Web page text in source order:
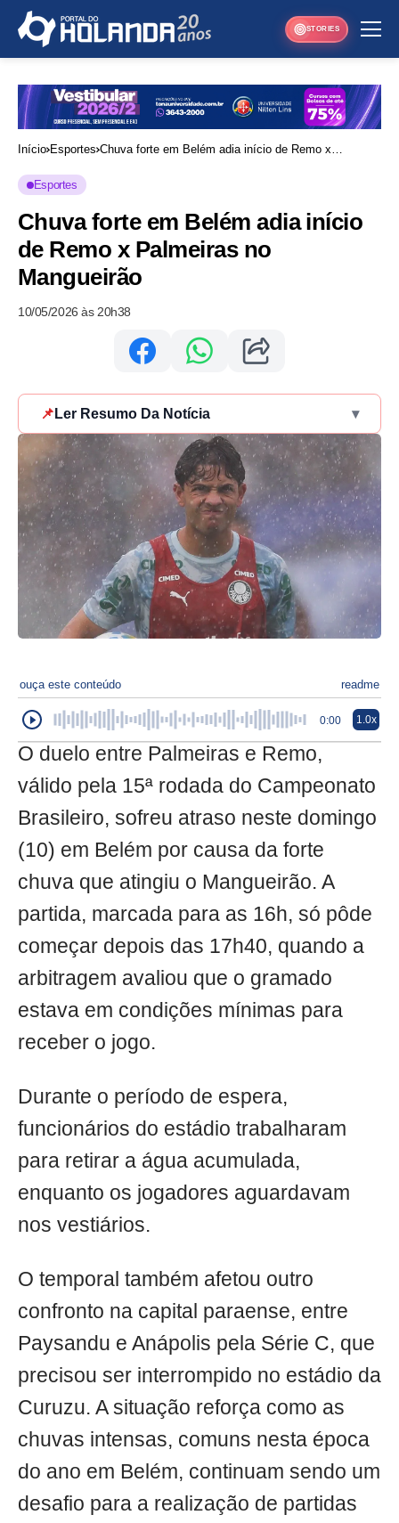
STORIES
Início Esportes Chuva forte em Belém adia início de Remo x
Esportes
Chuva forte em Belém adia início
de Remo x Palmeiras no
Mangueirão
10/05/2026 às 20h38
📌 Ler Resumo Da Notícia ▾
ouça este conteúdo readme
0:00 1.0x
O duelo entre Palmeiras e Remo,
válido pela 15ª rodada do Campeonato
Brasileiro, sofreu atraso neste domingo
(10) em Belém por causa da forte
chuva que atingiu o Mangueirão. A
partida, marcada para as 16h, só pôde
começar depois das 17h40, quando a
arbitragem avaliou que o gramado
estava em condições mínimas para
receber o jogo.
Durante o período de espera,
funcionários do estádio trabalharam
para retirar a água acumulada,
enquanto os jogadores aguardavam
nos vestiários.
O temporal também afetou outro
confronto na capital paraense, entre
Paysandu e Anápolis pela Série C, que
precisou ser interrompido no estádio da
Curuzu. A situação reforça como as
chuvas intensas, comuns nesta época
do ano em Belém, continuam sendo um
desafio para a realização de partidas